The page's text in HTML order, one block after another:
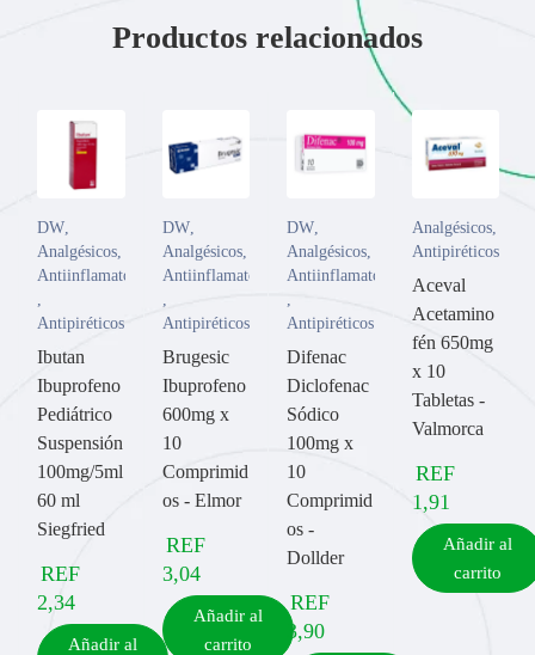
Productos relacionados
DW
Analgésicos
Antiinflamatorios
Antipiréticos
Ibutan
Ibuprofeno
Pediátrico
Suspensión
100mg/5ml
60 ml
Siegfried
REF
2,34
Añadir al
DW,
Analgésicos,
Antiinflamatorios
Antipiréticos
Brugesic
Ibuprofeno
600mg x
10
Comprimid
os - Elmor
REF
3,04
Añadir al
carrito
DW
Analgésicos
Antiinflamatorios
Antipiréticos
Difenac
Diclofenac
Sódico
100mg x
10
Comprimid
os -
Dollder
REF
3,90
Analgésicos,
Antipiréticos
Aceval
Acetamino
fén 650mg
x 10
Tabletas -
Valmorca
REF
1,91
Añadir al
carrito